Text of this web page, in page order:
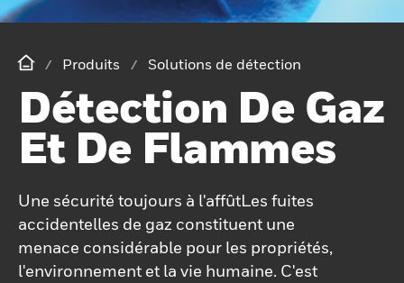
Produits Solutions de détection
Détection De Gaz
Et De Flammes
Une sécurité toujours à l'affûtLes fuites
accidentelles de gaz constituent une
menace considérable pour les propriétés,
l'environnement et la vie humaine. C'est